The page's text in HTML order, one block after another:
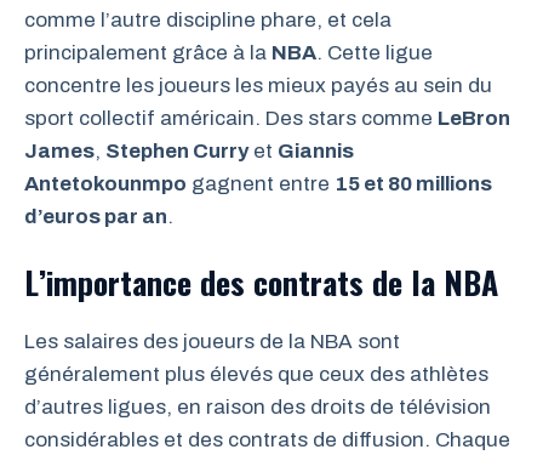
comme l’autre discipline phare, et cela
principalement grâce à la NBA. Cette ligue
concentre les joueurs les mieux payés au sein du
sport collectif américain. Des stars comme LeBron
James, Stephen Curryet Giannis
Antetokounmpo gagnent entre 15 et 80 millions
d’euros par an.
L’importance des contrats de la NBA
Les salaires des joueurs de la NBA sont
généralement plus élevés que ceux des athlètes
d’autres ligues, en raison des droits de télévision
considérables et des contrats de diffusion. Chaque